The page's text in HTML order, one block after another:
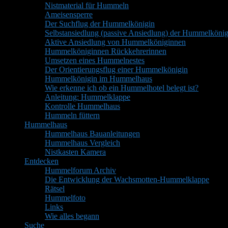
Nistmaterial für Hummeln
Ameisensperre
Der Suchflug der Hummelkönigin
Selbstansiedlung (passive Ansiedlung) der
Aktive Ansiedlung von Hummelköniginnen
Hummelköniginnen Rückkehrerinnen
Umsetzen eines Hummelnestes
Der Orientierungsflug einer Hummelkönigin
Hummelkönigin im Hummelhaus
Wie erkenne ich ob ein Hummelhotel belegt ist?
Anleitung: Hummelklappe
Kontrolle Hummelhaus
Hummeln füttern
Hummelhaus
Hummelhaus Bauanleitungen
Hummelhaus Vergleich
Nistkasten Kamera
Entdecken
Hummelforum Archiv
Die Entwicklung der Wachsmotten-Hummelklappe
Rätsel
Hummelfoto
Links
Wie alles begann
Suche